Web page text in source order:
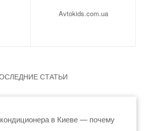
Avtokids.com.ua
СТАТЬИ
в Киеве — почему